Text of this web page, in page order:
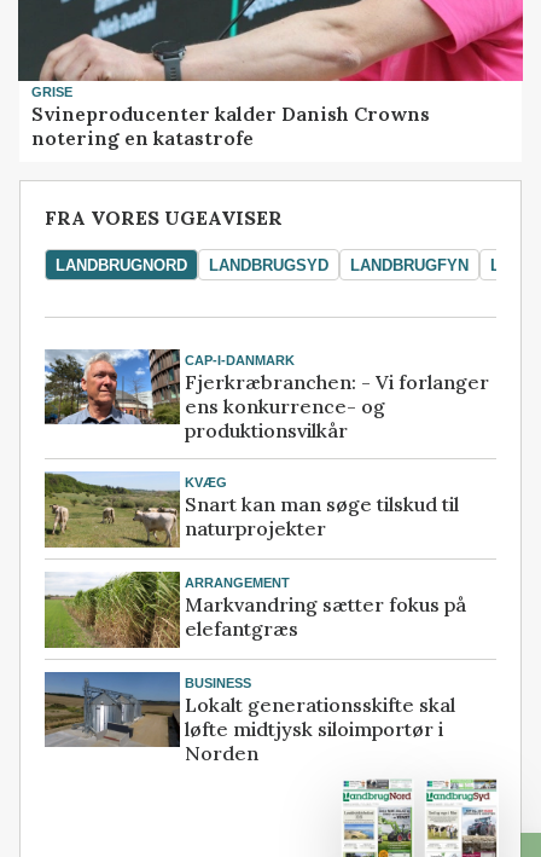
GRISE
Svineproducenter kalder Danish Crowns
notering en katastrofe
FRA VORES UGEAVISER
LANDBRUGNORD LANDBRUGSYD LANDBRUGFYN
CAP-I-DANMARK
Fjerkræbranchen: - Vi forlanger
ens konkurrence- og
produktionsvilkår
KVÆG
Snart kan man søge tilskud til
naturprojekter
ARRANGEMENT
Markvandring sætter fokus på
elefantgræs
BUSINESS
Lokalt generationsskifte skal
løfte midtjysk siloimportør i
Norden